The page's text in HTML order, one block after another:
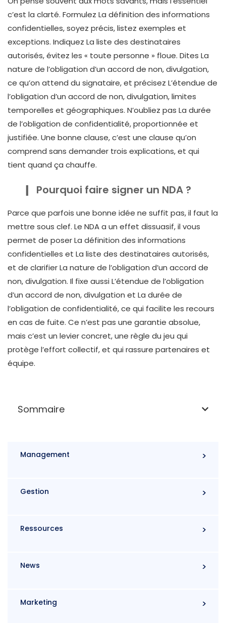
c’est la clarté. Formulez La définition des informations
confidentielles, soyez précis, listez exemples et
exceptions. Indiquez La liste des destinataires
autorisés, évitez les « toute personne » floue. Dites La
nature de l’obligation d’un accord de non, divulgation,
ce qu’on attend du signataire, et précisez L’étendue de
l’obligation d’un accord de non, divulgation, limites
temporelles et géographiques. N’oubliez pas La durée
de l’obligation de confidentialité, proportionnée et
justifiée. Une bonne clause, c’est une clause qu’on
comprend sans demander trois explications, et qui
tient quand ça chauffe.
Pourquoi faire signer un NDA ?
Parce que parfois une bonne idée ne suffit pas, il faut la
mettre sous clef. Le NDA a un effet dissuasif, il vous
permet de poser La définition des informations
confidentielles et La liste des destinataires autorisés,
et de clarifier La nature de l’obligation d’un accord de
non, divulgation. Il fixe aussi L’étendue de l’obligation
d’un accord de non, divulgation et La durée de
l’obligation de confidentialité, ce qui facilite les recours
en cas de fuite. Ce n’est pas une garantie absolue,
mais c’est un levier concret, une règle du jeu qui
protège l’effort collectif, et qui rassure partenaires et
équipe.
Sommaire
Management
Gestion
Ressources
News
Marketing